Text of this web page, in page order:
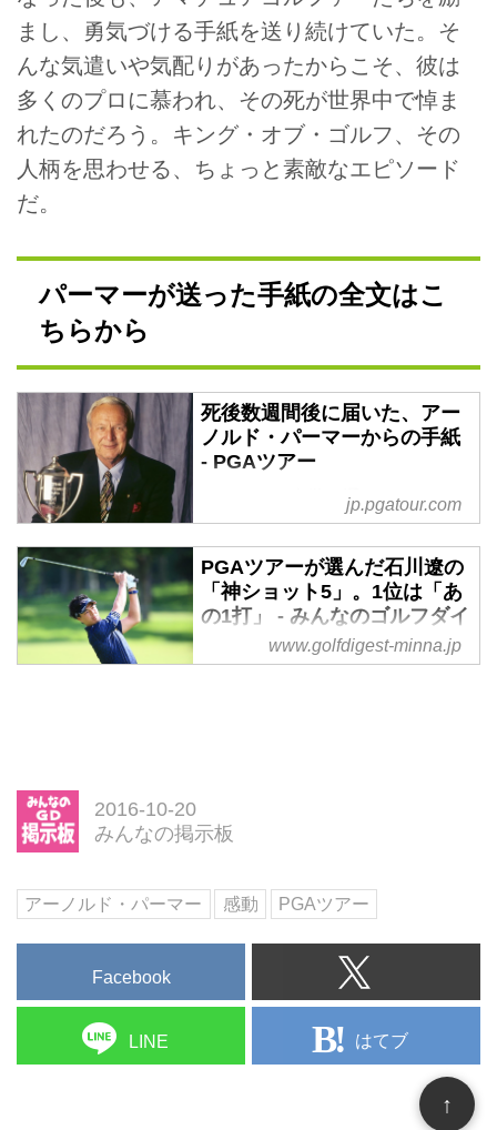
まし、勇気づける手紙を送り続けていた。そ
んな気遣いや気配りがあったからこそ、彼は
多くのプロに慕われ、その死が世界中で悼ま
れたのだろう。キング・オブ・ゴルフ、その
人柄を思わせる、ちょっと素敵なエピソード
だ。
パーマーが送った手紙の全文はこ
ちらから
死後数週間後に届いた、アー
ノルド・パーマーからの手紙
- PGAツアー
ミシガン大学に通うニック・カ
ールソンは、アーノルド・パーマ
ーから手紙が来るとは考えてもい
なかった。ましてや、パーマーが
他界した後に受け取るとは。しか
し、それは実際に起こったのだ。
カールソンが手紙を受け取った
jp.pgatour.com
PGAツアーが選んだ石川遼の
「神ショット5」。1位は「あ
の1打」 - みんなのゴルフダイ
ジェストwww.golfdigest-minna.jp
2016-10-20
みんなの掲示板
アーノルド・パーマー 感動 PGAツアー
Facebook
LINE はてブ
↑